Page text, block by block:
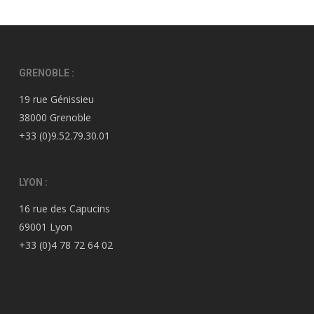
GRENOBLE :
19 rue Génissieu
38000 Grenoble
+33 (0)9.52.79.30.01
LYON :
16 rue des Capucins
69001 Lyon
+33 (0)4 78 72 64 02